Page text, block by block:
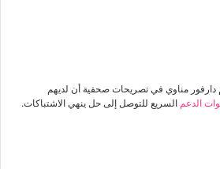
دارفور مناوي في تصريحات صحفية أن لديهم
الدعم السريع للتوصل إلى حل ينهي الاشتباكات.